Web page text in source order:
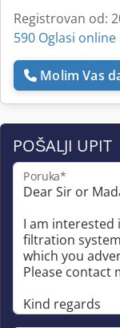
Registrovan od:
590 Oglasi online
Molim Vas
POŠALJI UPIT
Poruka*